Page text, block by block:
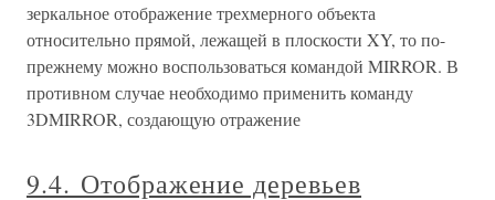
зеркальное отображение трехмерного объекта
относительно прямой, лежащей в плоскости XY, то по-
прежнему можно воспользоваться командой MIRROR. В
противном случае необходимо применить команду
3DMIRROR, создающую отражение
9.4. Отображение деревьев